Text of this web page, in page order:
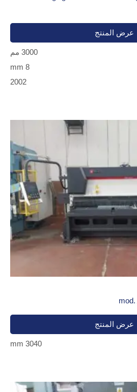
عرض المنتج
3000 مم
8 mm
2002
عرض المنتج
3040 mm